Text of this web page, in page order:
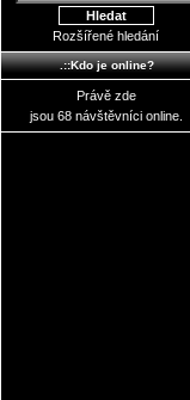
Rozšířené hledání
.::Kdo je online?
Právě zde
jsou 68 návštěvníci online.